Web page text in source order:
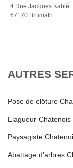
4 Rue Jacques Kablé
67170 Brumath
AUTRES
Pose de clôture
Elagueur Chatenois
Paysagiste
Abattage d'arbres